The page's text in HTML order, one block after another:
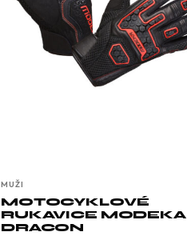
MUŽI
MOTOCYKLOVÉ
RUKAVICE MODEKA
DRACON